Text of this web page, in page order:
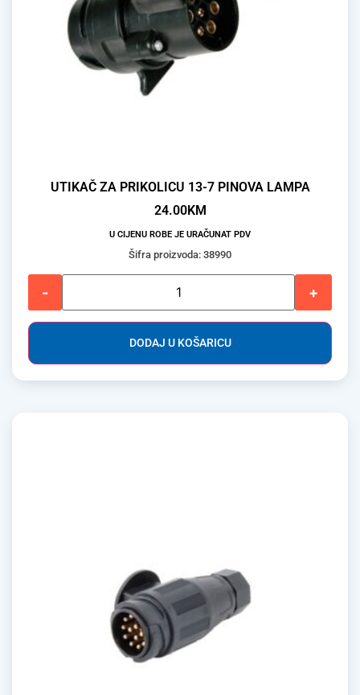
UTIKAČ ZA PRIKOLICU 13-7 PINOVA LAMPA
24.00KM
U CIJENU ROBE JE URAČUNAT PDV
Šifra proizvoda: 38990
- +
DODAJ U KOŠARICU